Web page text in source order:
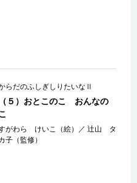
らだのふしぎしりたいなⅡ
（５）おとこのこ おんなの
がわら けいこ（絵） ／辻山 タ
子（監修）